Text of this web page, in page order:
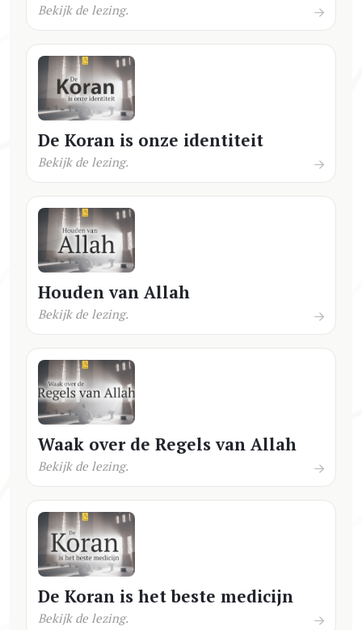
Bekijk de lezing.
De Koran is onze identiteit
Bekijk de lezing.
Houden van Allah
Bekijk de lezing.
Waak over de Regels van Allah
Bekijk de lezing.
De Koran is het beste medicijn
Bekijk de lezing.